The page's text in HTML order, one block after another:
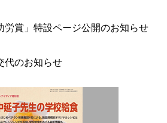
労賞」特設ページ公開のお知らせ
代のお知らせ